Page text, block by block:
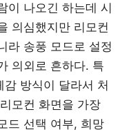
이 나오긴 하는데 시
의심했지만 리모컨
라 송풍 모드로 설정
의외로 흔하다. 특
방식이 달라서 처
모컨 화면을 가장
드 선택 여부, 희망